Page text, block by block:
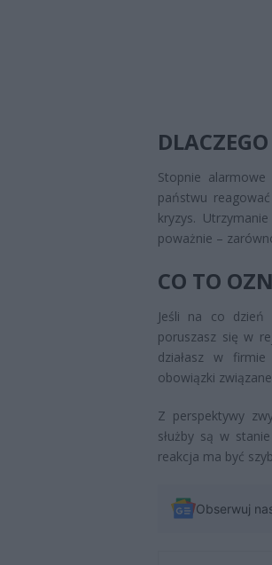
Stopnie
państwu
kryzys.
poważnie –
CO TO
Jeśli na co dzień
poruszasz się w
działasz w
obowiązki
Z perspektywy
służby są w
reakcja ma być
Obserwuj